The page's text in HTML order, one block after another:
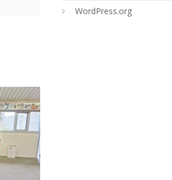
WordPress.org